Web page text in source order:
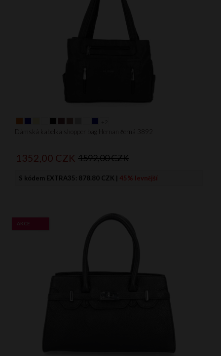
Dámská kabelka shopper bag Hernan černá 3892
1352,00 CZK 1592,00 CZK
S kódem EXTRA35: 878.80 CZK | 45% levnější
AKCE